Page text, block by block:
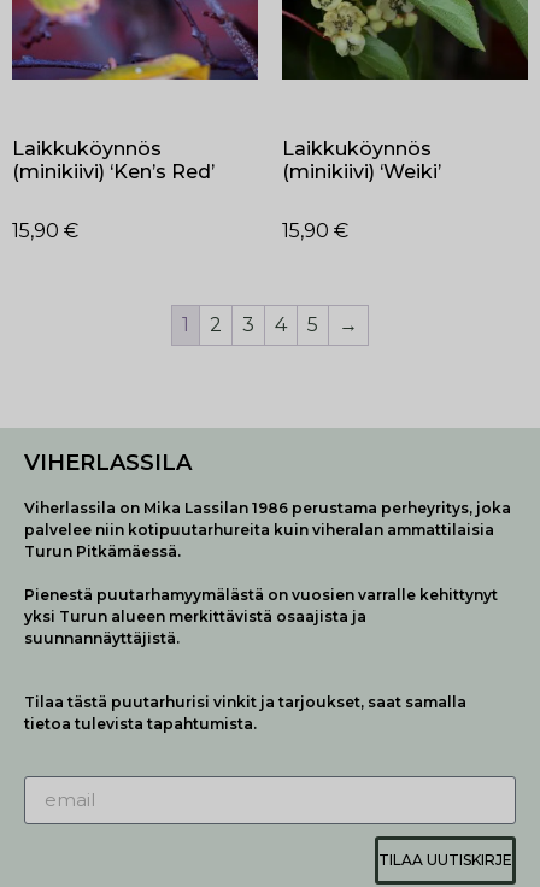
Laikkuköynnös
(minikiivi) ‘Ken’s Red’
15,90 €
Laikkuköynnös
(minikiivi) ‘Weiki’
15,90 €
1 2 3 4 5 →
VIHERLASSILA
Viherlassila on Mika Lassilan 1986 perustama perheyritys, joka
palvelee niin kotipuutarhureita kuin viheralan ammattilaisia
Turun Pitkämäessä.
Pienestä puutarhamyymälästä on vuosien varralle kehittynyt
yksi Turun alueen merkittävistä osaajista ja
suunnannäyttäjistä.
Tilaa tästä puutarhurisi vinkit ja tarjoukset, saat samalla
tietoa tulevista tapahtumista.
TILAA UUTISKIRJE